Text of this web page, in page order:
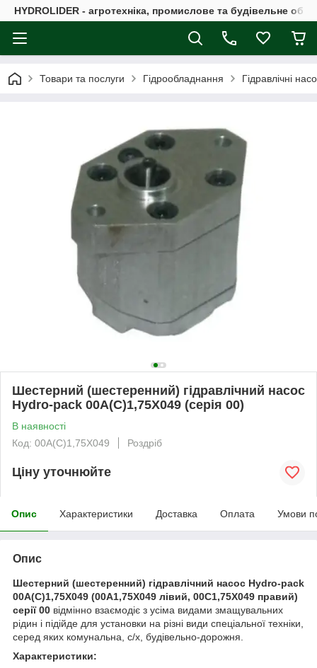
HYDROLIDER - агротехніка, промислове та будівельне
Товари та послуги Гідрообладнання Гідравлічні
Шестерний (шестеренний) гідравлічний насос
Hydro-pack 00A(C)1,75X049 (серія 00)
В наявності
Код: 00A(C)1,75X049
Роздріб
Ціну уточнюйте
Опис Характеристики Доставка Оплата Умови
Опис
Шестерний (шестеренний) гідравлічний насос Hydro-pack
00A(C)1,75X049 (00A1,75X049 лівий, 00C1,75X049 правий)
серії 00 відмінно взаємодіє з усіма видами змащувальних
рідин і підійде для установки на різні види спеціальної техніки,
серед яких комунальна, с/х, будівельно-дорожня.
Характеристики: